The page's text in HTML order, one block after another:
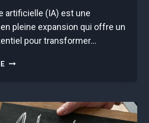
artificielle (IA) est une
pleine expansion qui offre un
pour transformer…
IA
LES